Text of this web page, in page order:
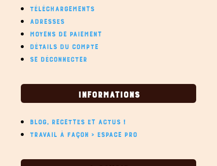
TÉLÉCHARGEMENTS
ADRESSES
MOYENS DE PAIEMENT
DÉTAILS DU COMPTE
SE DÉCONNECTER
INFORMATIONS
BLOG, RECETTES ET ACTUS !
TRAVAIL À FAÇON > ESPACE PRO